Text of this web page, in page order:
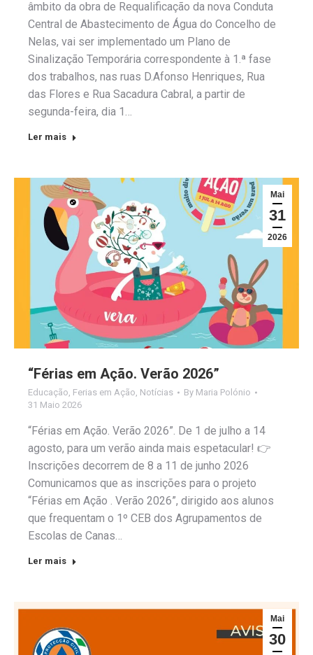
âmbito da obra de Requalificação da nova Conduta
Central de Abastecimento de Água do Concelho de
Nelas, vai ser implementado um Plano de
Sinalização Temporária correspondente à 1.ª fase
dos trabalhos, nas ruas D.Afonso Henriques, Rua
das Flores e Rua Sacadura Cabral, a partir de
segunda-feira, dia 1…
Ler mais
Mai
31
2026
“Férias em Ação. Verão 2026”
Educação Ferias em Ação Notícias By Maria Polónio
31 Maio 2026
“Férias em Ação. Verão 2026”. De 1 de julho a 14
agosto, para um verão ainda mais espetacular! 👉
Inscrições decorrem de 8 a 11 de junho 2026
Comunicamos que as inscrições para o projeto
“Férias em Ação . Verão 2026”, dirigido aos alunos
que frequentam o 1º CEB dos Agrupamentos de
Escolas de Canas…
Ler mais
Mai
30